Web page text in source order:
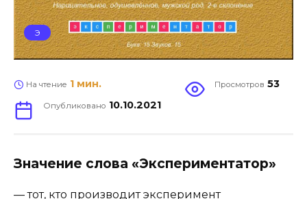
Э
На чтение 1 мин. Просмотров 53
Опубликовано 10.10.2021
Значение слова «Экспериментатор»
—тот, кто производит эксперимент